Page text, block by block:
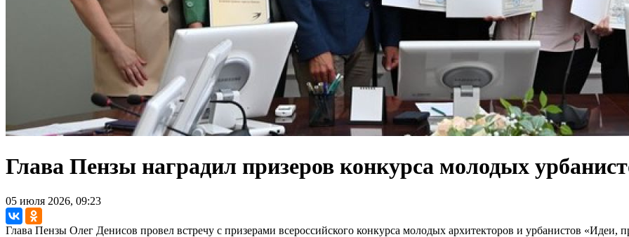
Глава Пензы наградил призеров конкурса молодых
05 июля 2026, 09:23
Глава Пензы Олег Денисов провел встречу с призерами всероссийского конкурса молодых архитекторов и урбанистов «Идеи,